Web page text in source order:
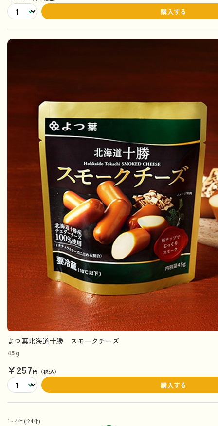
購入する
よつ葉北海道十勝 スモークチーズ
45g
¥257円（税込）
購入する
1～4件 (全4件)